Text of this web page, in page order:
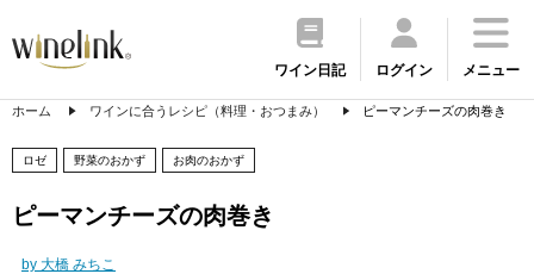
ワイン日記 ログイン メニュー
ホーム ワインに合うレシピ（料理・おつまみ） ピーマンチーズの肉巻き
ロゼ 野菜のおかず お肉のおかず
ピーマンチーズの肉巻き
by 大橋 みちこ